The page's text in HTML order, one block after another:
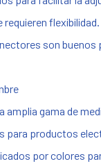
flexibilidad.
son buenos
gama de
para productos
por colores